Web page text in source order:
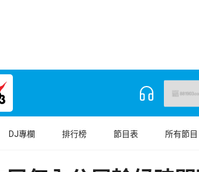
DJ專欄 排行榜 節目表 所有節目